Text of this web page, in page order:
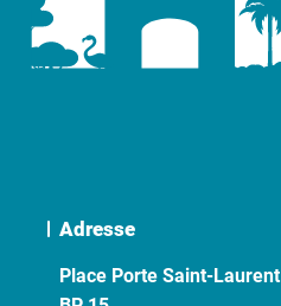
Adresse
Place Porte Saint-Laurent